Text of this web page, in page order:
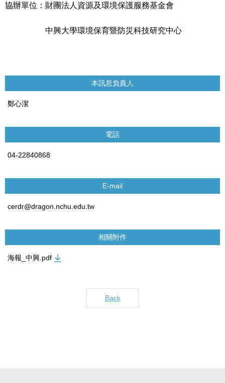
協辦單位：財團法人資源及環境保護服務基金會
中興大學環境保育暨防災科技研究中心
本訊息負責人
鄭心潔
電話
04-22840868
E-mail
cerdr@dragon.nchu.edu.tw
相關附件
海報_中興.pdf
Back